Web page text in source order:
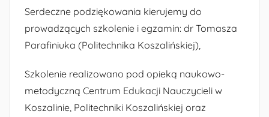
Serdeczne podziękowania kierujemy do
prowadzących szkolenie i egzamin: dr Tomasza
Parafiniuka (Politechnika Koszalińskiej),
Szkolenie realizowano pod opieką naukowo-
metodyczną Centrum Edukacji Nauczycieli w
Koszalinie, Politechniki Koszalińskiej oraz